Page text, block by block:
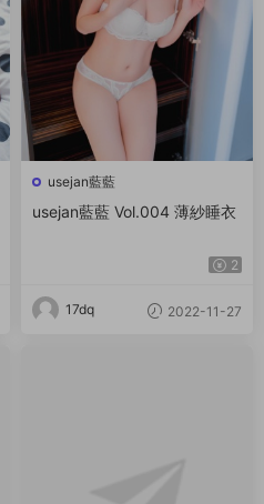
usejan藍藍
usejan藍藍 Vol.004 薄紗睡衣
2
17dq 2022-11-27